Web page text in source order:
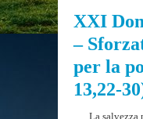
XXI
–
per la
13,22-
La salvezza